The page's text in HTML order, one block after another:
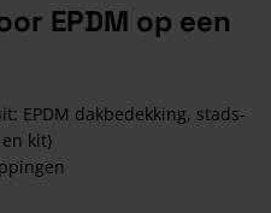
EPDM op een
EPDM dakbedekking, stads-
kit)